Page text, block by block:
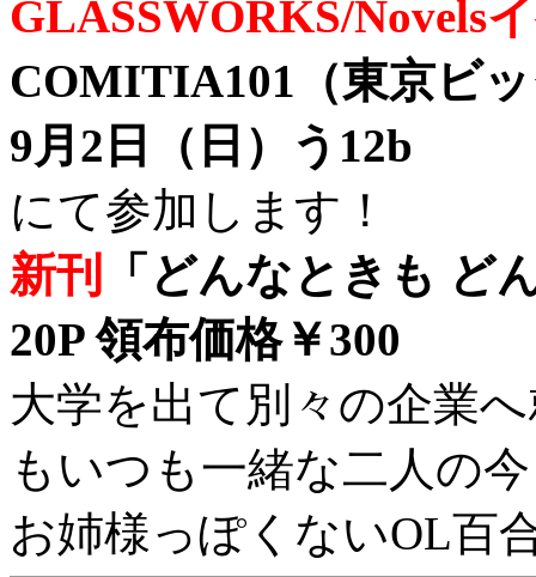
GLASSWORKS/Novels
COMITIA101（東京ビ
9月2日（日）う12b
にて参加します！
新刊
「どんなときも ど
20P 領布価格￥300
大学を出て別々の企業
もいつも一緒な二人の
お姉様っぽくないOL百